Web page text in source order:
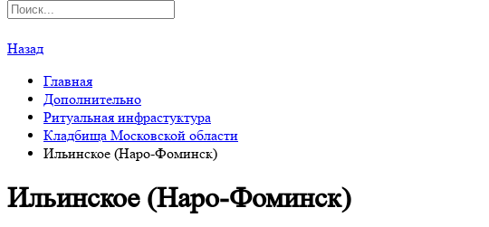
Назад
Главная
Дополнительно
Ритуальная инфрастуктура
Кладбища Московской области
Ильинское (Наро-Фоминск)
Ильинское (Наро-Фоминск)